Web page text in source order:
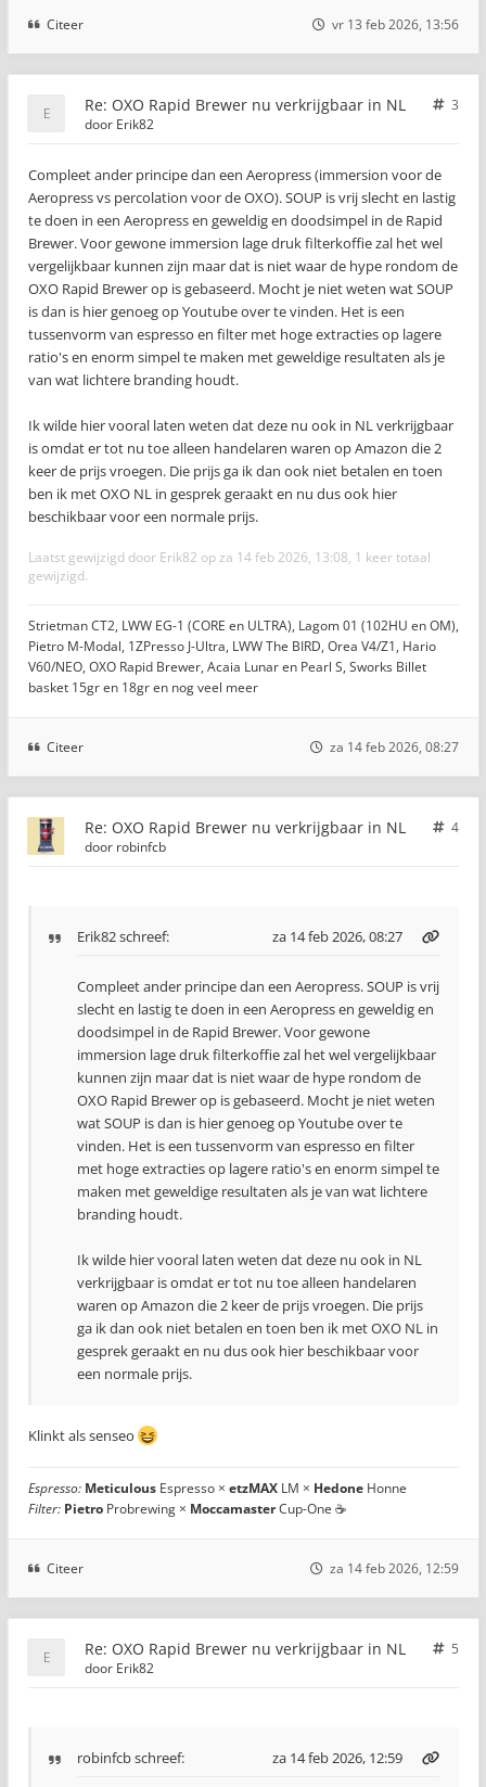
Citeer vr 13 feb 2026, 13:56
Re: OXO Rapid Brewer nu verkrijgbaar in NL
3
door Erik82
Compleet ander principe dan een Aeropress (immersion voor de
Aeropress vs percolation voor de OXO). SOUP is vrij slecht en lastig
te doen in een Aeropress en geweldig en doodsimpel in de Rapid
Brewer. Voor gewone immersion lage druk filterkoffie zal het wel
vergelijkbaar kunnen zijn maar dat is niet waar de hype rondom de
OXO Rapid Brewer op is gebaseerd. Mocht je niet weten wat SOUP
is dan is hier genoeg op Youtube over te vinden. Het is een
tussenvorm van espresso en filter met hoge extracties op lagere
ratio's en enorm simpel te maken met geweldige resultaten als je
van wat lichtere branding houdt.
Ik wilde hier vooral laten weten dat deze nu ook in NL verkrijgbaar
is omdat er tot nu toe alleen handelaren waren op Amazon die 2
keer de prijs vroegen. Die prijs ga ik dan ook niet betalen en toen
ben ik met OXO NL in gesprek geraakt en nu dus ook hier
beschikbaar voor een normale prijs.
Laatst gewijzigd door Erik82 op za 14 feb 2026, 13:08, 1 keer totaal
gewijzigd.
Strietman CT2, LWW EG-1 (CORE en ULTRA), Lagom 01 (102HU en OM),
Pietro M-Modal, 1ZPresso J-Ultra, LWW The BIRD, Orea V4/Z1, Hario
V60/NEO, OXO Rapid Brewer, Acaia Lunar en Pearl S, Sworks Billet
basket 15gr en 18gr en nog veel meer
Citeer za 14 feb 2026, 08:27
Re: OXO Rapid Brewer nu verkrijgbaar in NL
4
door robinfcb
Erik82schreef: za 14 feb 2026, 08:27
Compleet ander principe dan een Aeropress. SOUP is vrij
slecht en lastig te doen in een Aeropress en geweldig en
doodsimpel in de Rapid Brewer. Voor gewone
immersion lage druk filterkoffie zal het wel vergelijkbaar
kunnen zijn maar dat is niet waar de hype rondom de
OXO Rapid Brewer op is gebaseerd. Mocht je niet weten
wat SOUP is dan is hier genoeg op Youtube over te
vinden. Het is een tussenvorm van espresso en filter
met hoge extracties op lagere ratio's en enorm simpel te
maken met geweldige resultaten als je van wat lichtere
branding houdt.
Ik wilde hier vooral laten weten dat deze nu ook in NL
verkrijgbaar is omdat er tot nu toe alleen handelaren
waren op Amazon die 2 keer de prijs vroegen. Die prijs
ga ik dan ook niet betalen en toen ben ik met OXO NL in
gesprek geraakt en nu dus ook hier beschikbaar voor
een normale prijs.
Klinkt als senseo
Espresso: Meticulous Espresso × etzMAX LM × Hedone Honne
Filter: Pietro Probrewing × MoccamasterCup-One ☕
Citeer za 14 feb 2026, 12:59
Re: OXO Rapid Brewer nu verkrijgbaar in NL
5
door Erik82
robinfcbschreef: za 14 feb 2026, 12:59